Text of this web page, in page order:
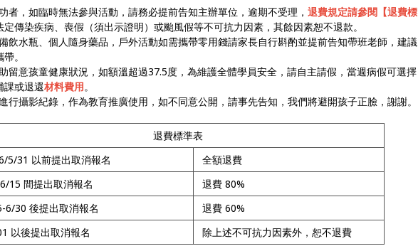
者，如臨時無法參與活動，請務必提前告知主辦單位，逾期不受理， 退費規定請參閱【退費標
定傳染疾病、喪假（須出示證明）或颱風假等不可抗力因素，其餘因素恕不退款。
飲水瓶、個人隨身藥品，戶外活動如需攜帶零用錢請家長自行斟酌並提前告知帶班老師，建議
。
留意孩童健康狀況，如額溫超過37.5度，為維護全體學員安全，請自主請假，當週病假可選擇
課或退還材料費用。
行攝影紀錄，作為教育推廣使用，如不同意公開，請事先告知，我們將避開孩子正臉，謝謝。
退費標準表
5/31 以前提出取消報名
全額退費
15 間提出取消報名
退費 80%
6/30 後提出取消報名
退費 60%
以後提出取消報名
除上述不可抗力因素外，恕不退費